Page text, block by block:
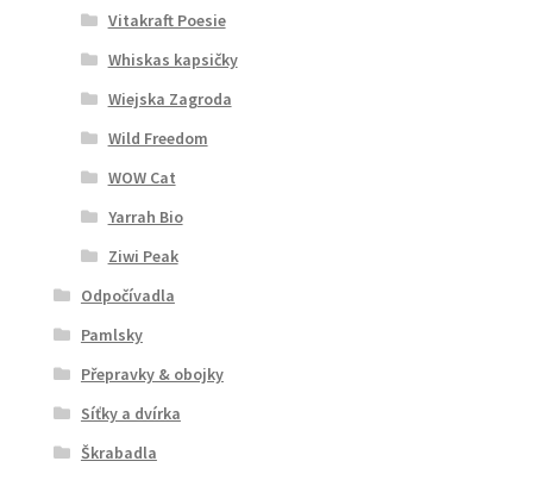
Vitakraft Poesie
Whiskas kapsičky
Wiejska Zagroda
Wild Freedom
WOW Cat
Yarrah Bio
Ziwi Peak
Odpočívadla
Pamlsky
Přepravky & obojky
Síťky a dvírka
Škrabadla